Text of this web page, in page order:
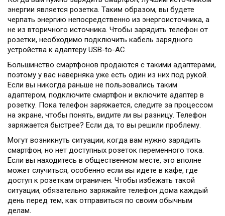
энергии является розетка. Таким образом, вы будете
черпать энергию непосредственно из энергоисточника, а
не из вторичного источника. Чтобы зарядить телефон от
розетки, необходимо подключить кабель зарядного
устройства к адаптеру USB-to-AC.
Большинство смартфонов продаются с такими адаптерами,
поэтому у вас наверняка уже есть один из них под рукой.
Если вы никогда раньше не пользовались таким
адаптером, подключите смартфон и включите адаптер в
розетку. Пока телефон заряжается, следите за процессом
на экране, чтобы понять, видите ли вы разницу. Телефон
заряжается быстрее? Если да, то вы решили проблему.
Могут возникнуть ситуации, когда вам нужно зарядить
смартфон, но нет доступных розеток переменного тока.
Если вы находитесь в общественном месте, это вполне
может случиться, особенно если вы идете в кафе, где
доступ к розеткам ограничен. Чтобы избежать такой
ситуации, обязательно заряжайте телефон дома каждый
день перед тем, как отправиться по своим обычным
делам.